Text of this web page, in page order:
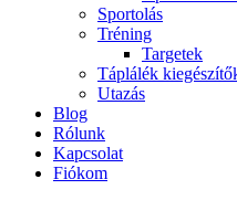
Sportolás
Tréning
Targetek
Táplálék
Utazás
Blog
Rólunk
Kapcsolat
Fiókom